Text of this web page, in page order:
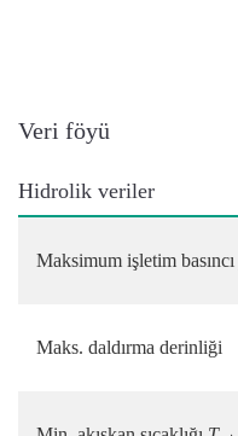
Veri föyü
Hidrolik veriler
Maksimum işletim basıncı
Maks. daldırma derinliği